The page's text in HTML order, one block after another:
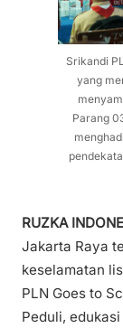
Srikandi
yang
Parang
RUZKA
Jakarta Raya
keselamatan
PLN Goes to
Peduli,